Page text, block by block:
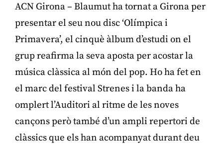
ACN Girona – Blaumut ha tornat a Girona per
presentar el seu nou disc ‘Olímpica i
Primavera’, el cinquè àlbum d’estudi on el
grup reafirma la seva aposta per acostar la
música clàssica al món del pop. Ho ha fet en
el marc del festival Strenes i la banda ha
omplert l’Auditori al ritme de les noves
cançons però també d’un ampli repertori de
clàssics que els han acompanyat durant deu